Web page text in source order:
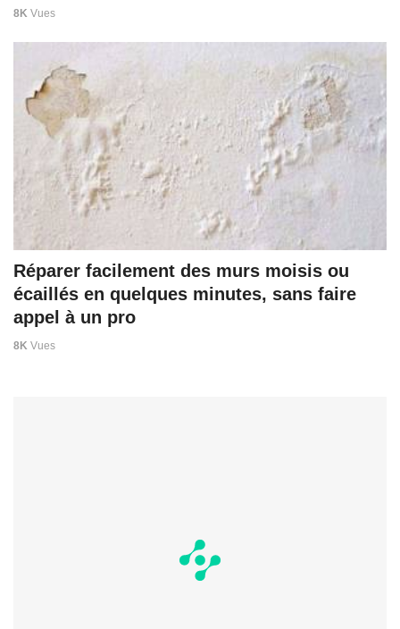
8K Vues
Réparer facilement des murs moisis ou
écaillés en quelques minutes, sans faire
appel à un pro
8K Vues